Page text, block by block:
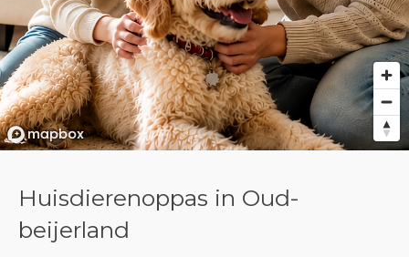
Huisdierenoppas in Oud-
beijerland